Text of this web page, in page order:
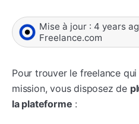
Mise à jour : 4 years
Freelance.com
Pour trouver le freelance
mission, vous disposez de
la plateforme :